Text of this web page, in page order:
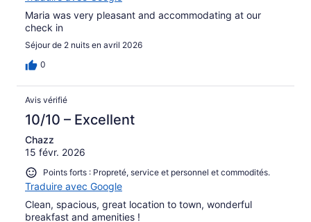
Maria was very pleasant and accommodating at our
check in
Séjour de 2 nuits en avril 2026
0
Avis vérifié
10/10 – Excellent
Chazz
15 févr. 2026
Points forts : Propreté, service et personnel et commodités.
Traduire avec Google
Clean, spacious, great location to town, wonderful
breakfast and amenities !